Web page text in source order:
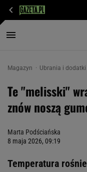
Magazyn Ubrania i dodatki
Te "melisski"
znów noszą
Marta Podściańska
8 maja 2026, 09:19
Temperatura